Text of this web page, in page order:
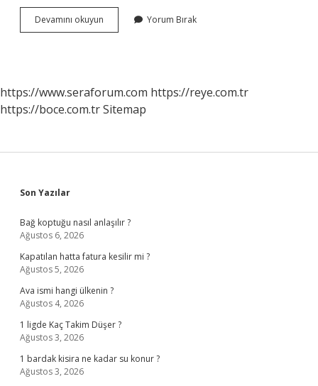
Devamını okuyun
Hangi
Yorum Bırak
https://www.seraforum.com https://reye.com.tr
https://boce.com.trSitemap
Sidebar
Son Yazılar
Bağ koptuğu nasıl anlaşılır ?
Ağustos 6, 2026
Kapatılan hatta fatura kesilir mi ?
Ağustos 5, 2026
Ava ismi hangi ülkenin ?
Ağustos 4, 2026
1 ligde Kaç Takim Düşer ?
Ağustos 3, 2026
1 bardak kisira ne kadar su konur ?
Ağustos 3, 2026